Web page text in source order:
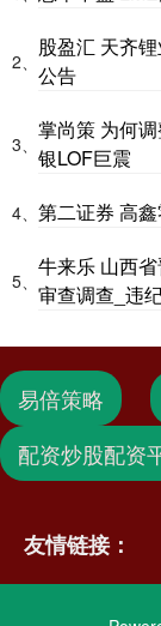
2、
股盈汇 天齐
公告
3、
掌尚策 为何
银LOF巨震
4、 第二证券 高
5、
牛来乐 山西
审查调查_违
易倍策略
配资炒股配资
友情链接：